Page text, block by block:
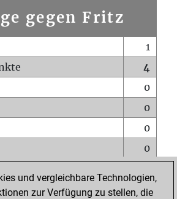
gegen Fritz
1
4
0
0
0
0
Brett
0
und vergleichbare Technologien,
zur Verfügung zu stellen, die